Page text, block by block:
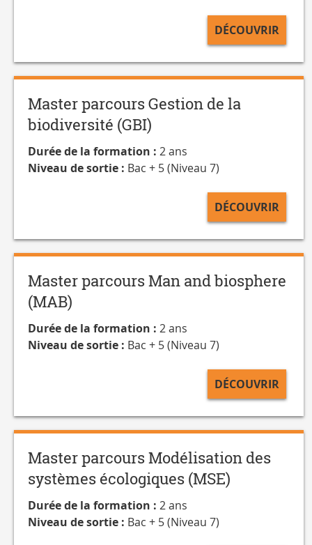
DÉCOUVRIR
Master parcours Gestion de la
biodiversité (GBI)
Durée de la formation :2 ans
Niveau de sortie : Bac + 5 (Niveau 7)
DÉCOUVRIR
Master parcours Man and biosphere
(MAB)
Durée de la formation :2 ans
Niveau de sortie : Bac + 5 (Niveau 7)
DÉCOUVRIR
Master parcours Modélisation des
systèmes écologiques (MSE)
Durée de la formation :2 ans
Niveau de sortie : Bac + 5 (Niveau 7)